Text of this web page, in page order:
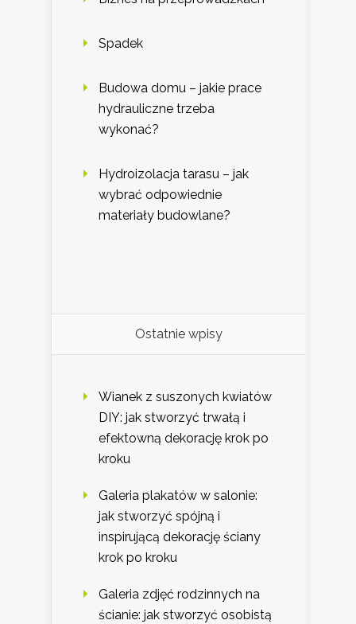
Spadek
Budowa domu – jakie prace
hydrauliczne trzeba
wykonać?
Hydroizolacja tarasu – jak
wybrać odpowiednie
materiały budowlane?
Ostatnie wpisy
Wianek z suszonych kwiatów
DIY: jak stworzyć trwałą i
efektowną dekorację krok po
kroku
Galeria plakatów w salonie:
jak stworzyć spójną i
inspirującą dekorację ściany
krok po kroku
Galeria zdjęć rodzinnych na
ścianie: jak stworzyć osobistą